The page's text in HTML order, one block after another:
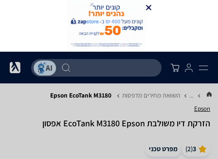
... השוואת מחירים מדפסות Epson EcoTank M3180‎
Epson
‏הזרקת דיו ‏משולבת EcoTank M3180‎ Epson אפסון
3
(
2
) מפרט טכני